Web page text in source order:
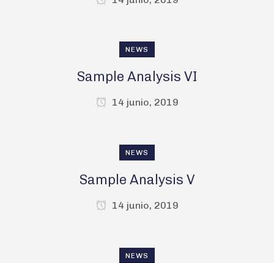
NEWS
Sample Analysis VI
14 junio, 2019
NEWS
Sample Analysis V
14 junio, 2019
NEWS